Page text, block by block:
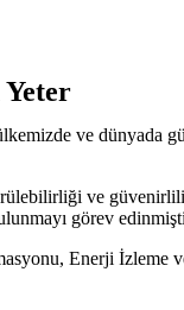
ve dünyada
ve
görev
Enerji İzleme